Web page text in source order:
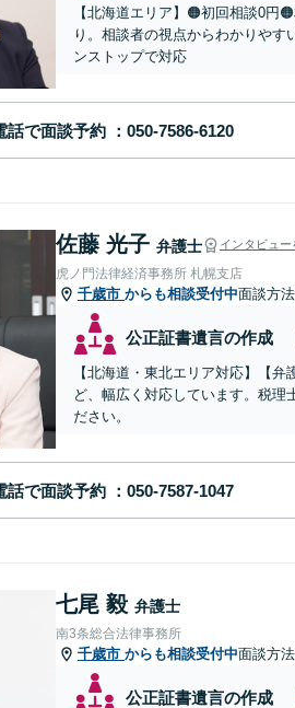
【北海道エリア】🟠初回相談0円
り。相談者の視点からわかりや
ンストップで対応
話で面談予約
佐藤 光子 弁護士 インタビュー
虎ノ門法律経済事務所 札幌支店
千歳市 からも相談受付中面談方
公正証書遺言の作成
【北海道・東北エリア対応】【
ど、幅広く対応しています。税理
ださい。
話で面談予約
七尾 毅 弁護士
南3条総合法律事務所
千歳市 からも相談受付中面談方
公正証書遺言の作成